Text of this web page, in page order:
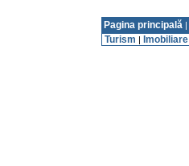
Pagina principală |
Turism | Imobiliare